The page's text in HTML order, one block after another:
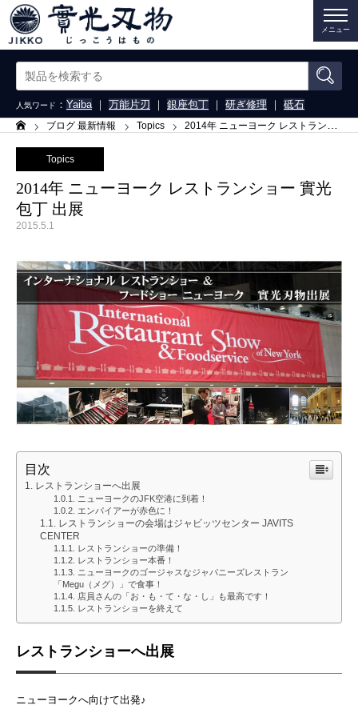
メニュー
人気ワード ： Yaiba｜ 万能片刃 ｜ 銀座包丁 ｜ 研ぎ修理 ｜ 砥石
ーム ブログ 最新情報 Topics 2014年 ニューヨーク レストランショー 實光包丁 出展
Topics
2014年 ニューヨーク レストランショー 實光
包丁 出展
2015.5.1
目次
レストランショーへ出展
ニューヨークのJFK空港に到着！
エンパイアーが赤色に！
レストランショーの会場はジャビッツセンター JAVITS
CENTER
レストランショーの準備！
レストランショー本番！
ニューヨークのゴージャスなジャパニーズレストラン
「Megu（メグ）」で食事！
店員さんの「お・も・て・な・し」も最高です！
レストランショーを終えて
レストランショーへ出展
ニューヨークへ向けて出発♪